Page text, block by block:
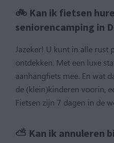
🚲 Kan ik fietsen
seniorencamping in
Jazeker! U kunt in alle rust
ontdekken. Met een luxe
aanhangfiets mee. En wat
de (klein)kinderen voorin,
Fietsen zijn 7 dagen in de
⛅️ Kan ik annuleren